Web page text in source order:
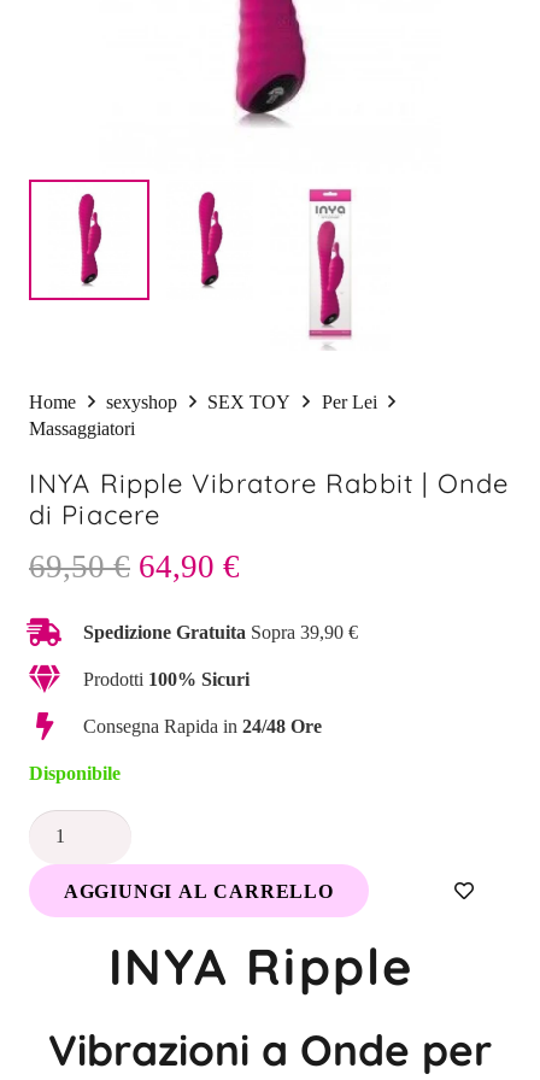
Home sexyshop SEX TOY
Per Lei
Massaggiatori
INYA Ripple Vibratore Rabbit | Onde
di Piacere
69,50€ Il
originale
era:
64,90 €
attuale
è:
Spedizione Gratuita Sopra 39,90 €
Prodotti 100% Sicuri
Consegna Rapida in 24/48 Ore
Disponibile
INYA
Vibratore
Piacere
AGGIUNGI AL CARRELLO
INYA Ripple
Vibrazioni a Onde per